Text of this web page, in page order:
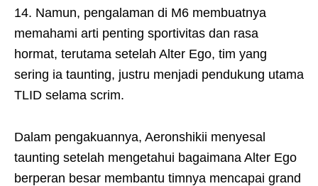
14. Namun, pengalaman di M6 membuatnya
memahami arti penting sportivitas dan rasa
hormat, terutama setelah Alter Ego, tim yang
sering ia taunting, justru menjadi pendukung utama
TLID selama scrim.
Dalam pengakuannya, Aeronshikii menyesal
taunting setelah mengetahui bagaimana Alter Ego
berperan besar membantu timnya mencapai grand